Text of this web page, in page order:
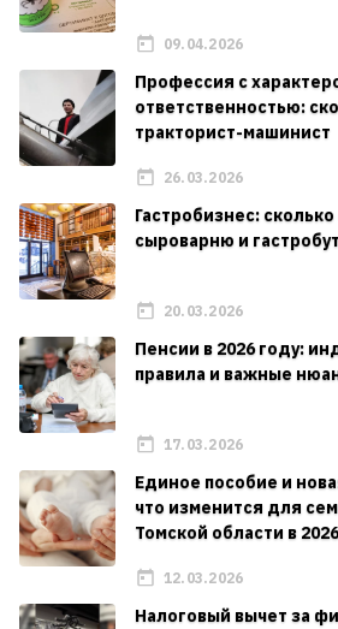
09.04.2026
Профессия с
ответственностью:
тракторист-машинист
26.03.2026
Гастробизнес:
сыроварню и
20.03.2026
Пенсии в 2026 году:
правила и важные
17.03.2026
Единое пособие и
что изменится для
Томской области в
12.03.2026
Налоговый вычет за